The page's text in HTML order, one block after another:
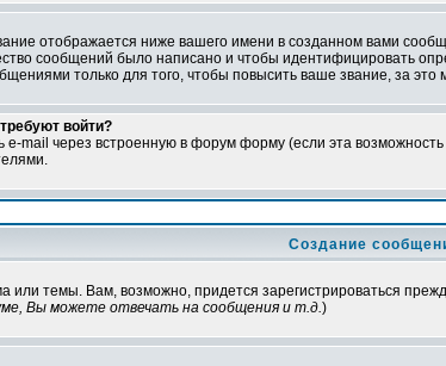
отображается ниже вашего имени в созданном вами
сообщений было написано и чтобы идентифицировать
только для того, чтобы повысить ваше звание, за
войти?
e-mail через встроенную в форум форму (если эта
Создание
или темы. Вам, возможно, придется зарегистрироваться
Вы можете отвечать на сообщения и т.д.)